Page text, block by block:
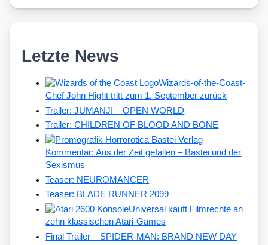
Letzte News
Wizards-of-the-Coast-
Chef John Hight tritt zum 1. September zurück
Trailer: JUMANJI – OPEN WORLD
Trailer: CHILDREN OF BLOOD AND BONE
Kommentar: Aus der Zeit gefallen – Bastei und der
Sexismus
Teaser: NEUROMANCER
Teaser: BLADE RUNNER 2099
Universal kauft Filmrechte an
zehn klassischen Atari-Games
Final Trailer – SPIDER-MAN: BRAND NEW DAY